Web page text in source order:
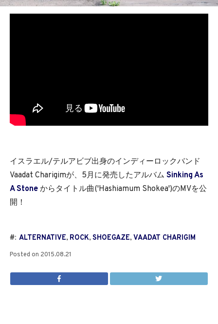
イスラエル/テルアビブ出身のインディーロックバンド
Vaadat Charigimが、5月に発売したアルバム Sinking As
A Stoneからタイトル曲('Hashiamum Shokea')のMVを公
開！
#: ALTERNATIVE, ROCK, SHOEGAZE, VAADAT CHARIGIM
Posted on 2015.08.21